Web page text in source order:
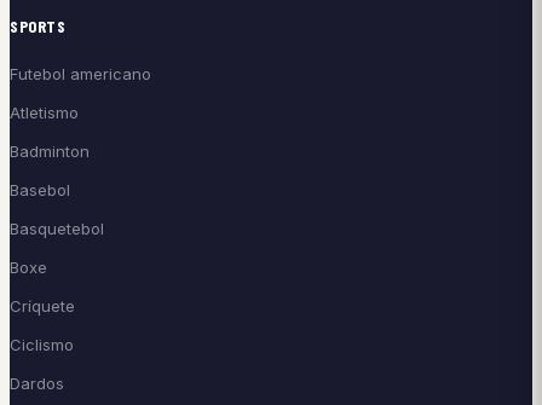
SPORTS
Futebol americano
Atletismo
Badminton
Basebol
Basquetebol
Boxe
Críquete
Ciclismo
Dardos